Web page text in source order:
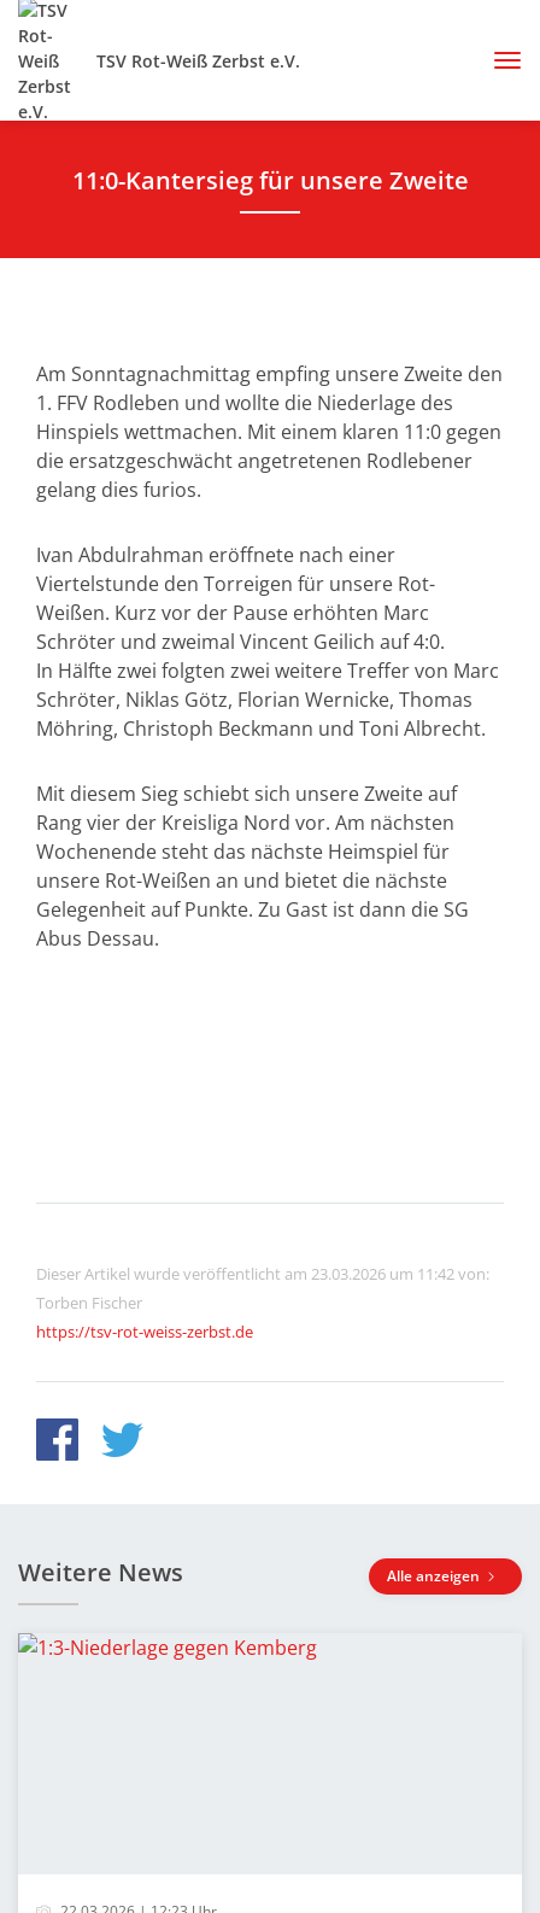
TSV Rot-Weiß Zerbst e.V.
11:0-Kantersieg für unsere Zweite
Am Sonntagnachmittag empfing unsere Zweite den
1. FFV Rodleben und wollte die Niederlage des
Hinspiels wettmachen. Mit einem klaren 11:0 gegen
die ersatzgeschwächt angetretenen Rodlebener
gelang dies furios.
Ivan Abdulrahman eröffnete nach einer
Viertelstunde den Torreigen für unsere Rot-
Weißen. Kurz vor der Pause erhöhten Marc
Schröter und zweimal Vincent Geilich auf 4:0.
In Hälfte zwei folgten zwei weitere Treffer von Marc
Schröter, Niklas Götz, Florian Wernicke, Thomas
Möhring, Christoph Beckmann und Toni Albrecht.
Mit diesem Sieg schiebt sich unsere Zweite auf
Rang vier der Kreisliga Nord vor. Am nächsten
Wochenende steht das nächste Heimspiel für
unsere Rot-Weißen an und bietet die nächste
Gelegenheit auf Punkte. Zu Gast ist dann die SG
Abus Dessau.
Dieser Artikel wurde veröffentlicht am 23.03.2026 um 11:42 von:
Torben Fischer
https://tsv-rot-weiss-zerbst.de
Weitere News Alle anzeigen